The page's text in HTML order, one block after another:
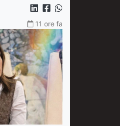
11 ore fa